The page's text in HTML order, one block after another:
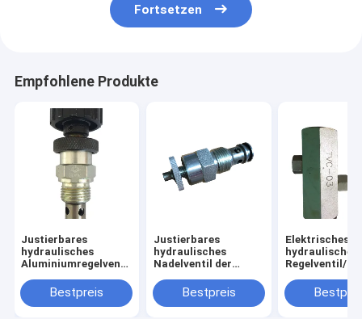
Fortsetzen
Empfohlene Produkte
Justierbares
hydraulisches
Aluminiumregelventil
Gegenströmungs-
Kontrolle
Bestpreis
Justierbares
hydraulisches
Nadelventil der
für Industrie-
Hydraulikaggregat
Bestpreis
Elektrisches
hydraulisches
Regelventil/